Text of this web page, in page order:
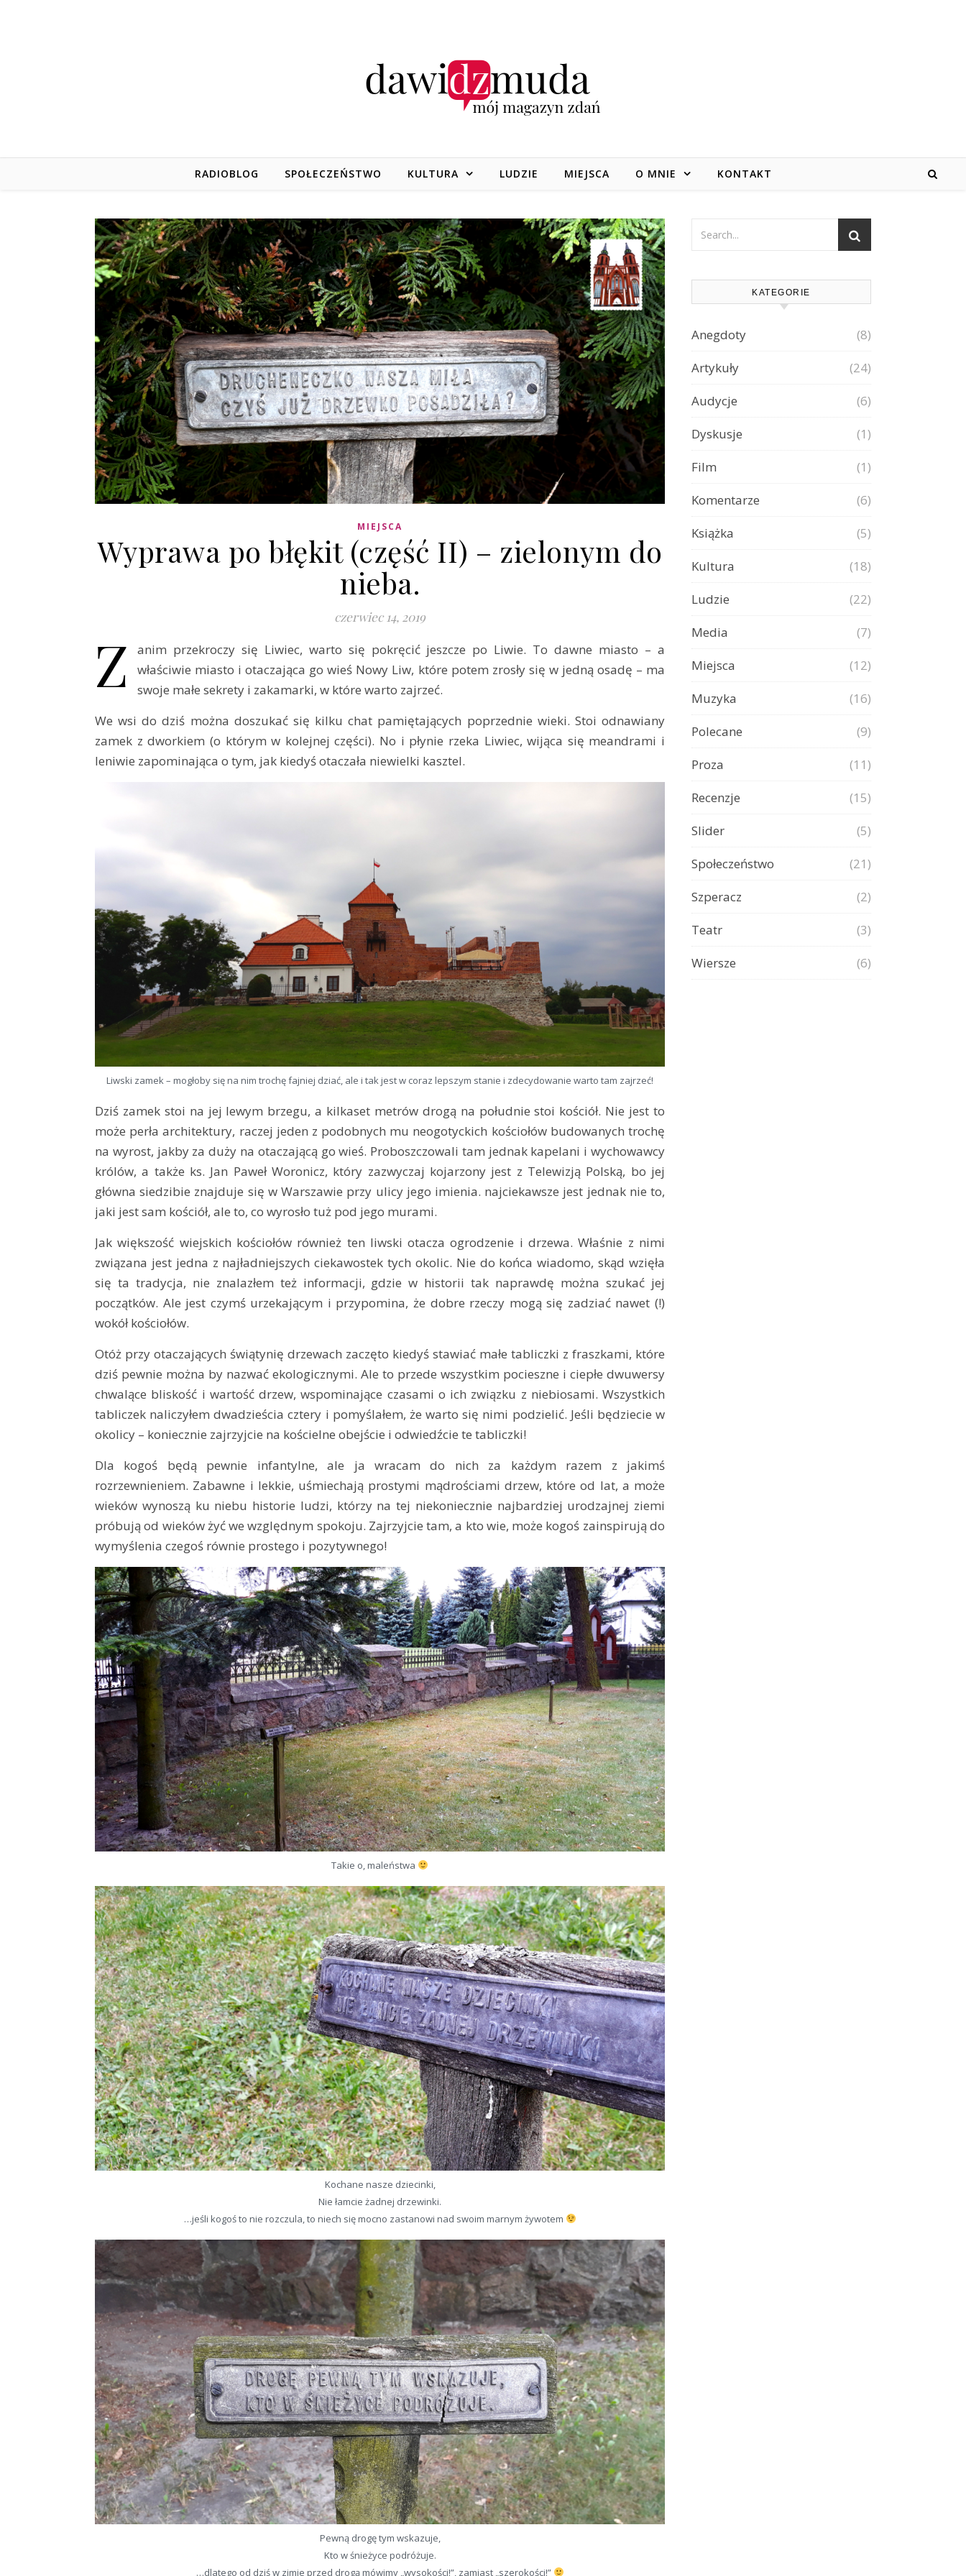
RADIOBLOG SPOŁECZEŃSTWO KULTURA LUDZIE MIEJSCA O MNIE KONTAKT
MIEJSCA
Wyprawa po błękit (część II) – zielonym do
nieba.
czerwiec 14, 2019
Z
anim przekroczy się Liwiec, warto się pokręcić jeszcze po Liwie. To dawne miasto – a
właściwie miasto i otaczająca go wieś Nowy Liw, które potem zrosły się w jedną osadę – ma
swoje małe sekrety i zakamarki, w które warto zajrzeć.
We wsi do dziś można doszukać się kilku chat pamiętających poprzednie wieki. Stoi odnawiany
zamek z dworkiem (o którym w kolejnej części). No i płynie rzeka Liwiec, wijąca się meandrami i
leniwie zapominająca o tym, jak kiedyś otaczała niewielki kasztel.
Liwski zamek – mogłoby się na nim trochę fajniej dziać, ale i tak jest w coraz lepszym stanie i zdecydowanie warto tam zajrzeć!
Dziś zamek stoi na jej lewym brzegu, a kilkaset metrów drogą na południe stoi kościół. Nie jest to
może perła architektury, raczej jeden z podobnych mu neogotyckich kościołów budowanych trochę
na wyrost, jakby za duży na otaczającą go wieś. Proboszczowali tam jednak kapelani i wychowawcy
królów, a także ks. Jan Paweł Woronicz, który zazwyczaj kojarzony jest z Telewizją Polską, bo jej
główna siedzibie znajduje się w Warszawie przy ulicy jego imienia. najciekawsze jest jednak nie to,
jaki jest sam kościół, ale to, co wyrosło tuż pod jego murami.
Jak większość wiejskich kościołów również ten liwski otacza ogrodzenie i drzewa. Właśnie z nimi
związana jest jedna z najładniejszych ciekawostek tych okolic. Nie do końca wiadomo, skąd wzięła
się ta tradycja, nie znalazłem też informacji, gdzie w historii tak naprawdę można szukać jej
początków. Ale jest czymś urzekającym i przypomina, że dobre rzeczy mogą się zadziać nawet (!)
wokół kościołów.
Otóż przy otaczających świątynię drzewach zaczęto kiedyś stawiać małe tabliczki z fraszkami, które
dziś pewnie można by nazwać ekologicznymi. Ale to przede wszystkim pocieszne i ciepłe dwuwersy
chwalące bliskość i wartość drzew, wspominające czasami o ich związku z niebiosami. Wszystkich
tabliczek naliczyłem dwadzieścia cztery i pomyślałem, że warto się nimi podzielić. Jeśli będziecie w
okolicy – koniecznie zajrzyjcie na kościelne obejście i odwiedźcie te tabliczki!
Dla kogoś będą pewnie infantylne, ale ja wracam do nich za każdym razem z jakimś
rozrzewnieniem. Zabawne i lekkie, uśmiechają prostymi mądrościami drzew, które od lat, a może
wieków wynoszą ku niebu historie ludzi, którzy na tej niekoniecznie najbardziej urodzajnej ziemi
próbują od wieków żyć we względnym spokoju. Zajrzyjcie tam, a kto wie, może kogoś zainspirują do
wymyślenia czegoś równie prostego i pozytywnego!
Takie o, maleństwa
Kochane nasze dziecinki,
Nie łamcie żadnej drzewinki.
…jeśli kogoś to nie rozczula, to niech się mocno zastanowi nad swoim marnym żywotem
Pewną drogę tym wskazuje,
Kto w śnieżyce podróżuje.
…dlatego od dziś w zimie przed drogą mówimy „wysokości!”, zamiast „szerokości!”
KATEGORIE
Anegdoty
(8)
Artykuły
(24)
Audycje
(6)
Dyskusje
(1)
Film
(1)
Komentarze
(6)
Książka
(5)
Kultura
(18)
Ludzie
(22)
Media
(7)
Miejsca
(12)
Muzyka
(16)
Polecane
(9)
Proza
(11)
Recenzje
(15)
Slider
(5)
Społeczeństwo
(21)
Szperacz
(2)
Teatr
(3)
Wiersze
(6)